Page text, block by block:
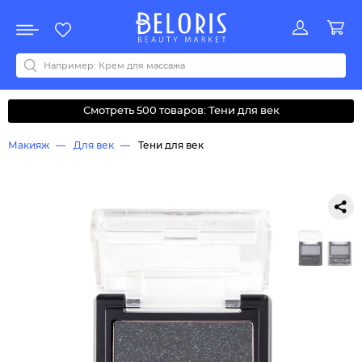
Акции
Все бренды
0-9ABCDEFGHIJKLMNOPQRSTUVWYZАБВДЗИМОКЛНПРСТУФ
Смотреть 500 товаров: Тени для век
Макияж Для век Тени для век